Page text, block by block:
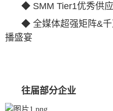
◆ SMM Tier1优秀供
◆ 全媒体超强矩阵&
播盛宴
往届部分企业